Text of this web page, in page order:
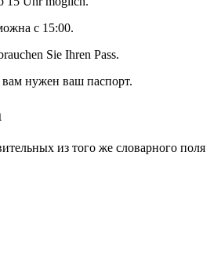
с 15:00.
Sie Ihren Pass.
нужен ваш паспорт.
из того же словарного поля